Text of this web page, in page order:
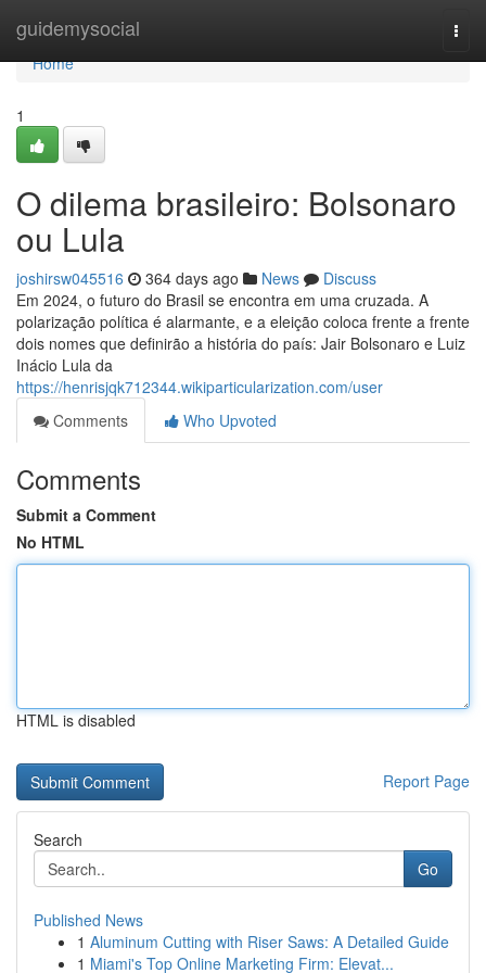
guidemysocial
Home
Home
1
O dilema brasileiro: Bolsonaro
ou Lula
joshirsw045516 364 days ago News
Discuss
Em 2024, o futuro do Brasil se encontra em uma cruzada. A
polarização política é alarmante, e a eleição coloca frente a frente
dois nomes que definirão a história do país: Jair Bolsonaro e Luiz
Inácio Lula da
https://henrisjqk712344.wikiparticularization.com/user
Comments
Who Upvoted
Comments
Submit a Comment
No HTML
HTML is disabled
Report Page
Search
Go
Published News
1 Aluminum Cutting with Riser Saws: A Detailed Guide
1 Miami's Top Online Marketing Firm: Elevat...